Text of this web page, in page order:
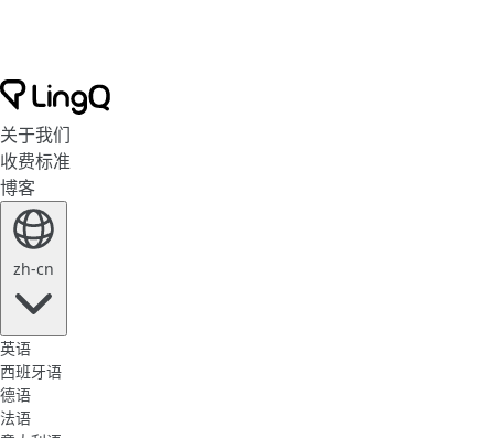
关于我们
收费标准
博客
zh-cn
英语
西班牙语
德语
法语